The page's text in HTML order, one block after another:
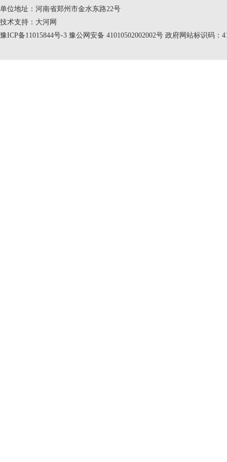
单位地址：河南省郑州市金水东路22号
技术支持： 大河网
豫ICP备11015844号-3 豫公网安备 41010502002002号 政府网站标识码：